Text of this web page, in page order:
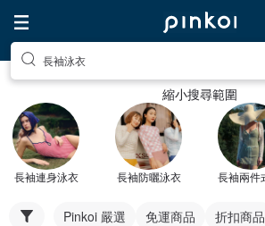
長袖泳衣
縮小搜尋範圍
長袖連身泳衣 長袖防曬泳衣
Pinkoi 嚴選 免運商品 折扣商品